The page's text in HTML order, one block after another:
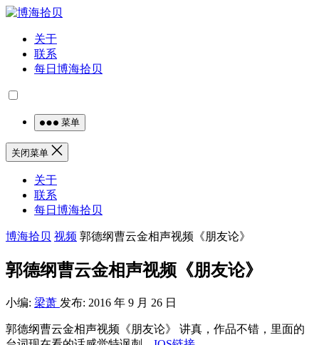
关于
联系
每日博海拾贝
菜单
关闭菜单
关于
联系
每日博海拾贝
博海拾贝 视频 郭德纲曹云金相声视频《朋友论》
郭德纲曹云金相声视频《朋友论》
小编: 梁萧 发布: 2016 年 9 月 26 日
郭德纲曹云金相声视频《朋友论》 讲真，作品不错，里面的